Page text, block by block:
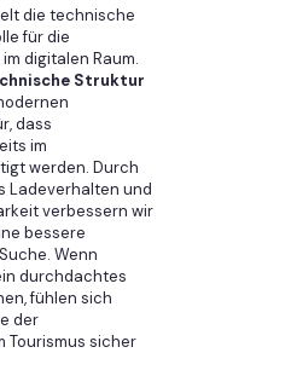
die technische
für die
digitalen Raum.
Struktur
dass
im
werden. Durch
Ladeverhalten und
verbessern wir
bessere
Wenn
durchdachtes
fühlen sich
der
Tourismus sicher